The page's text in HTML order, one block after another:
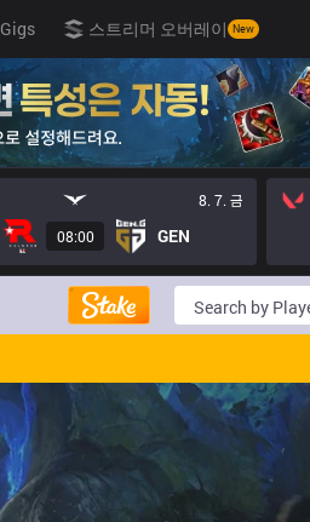
Gigs 스트리머 오버레이 New
8. 7. 금
08:00 GEN